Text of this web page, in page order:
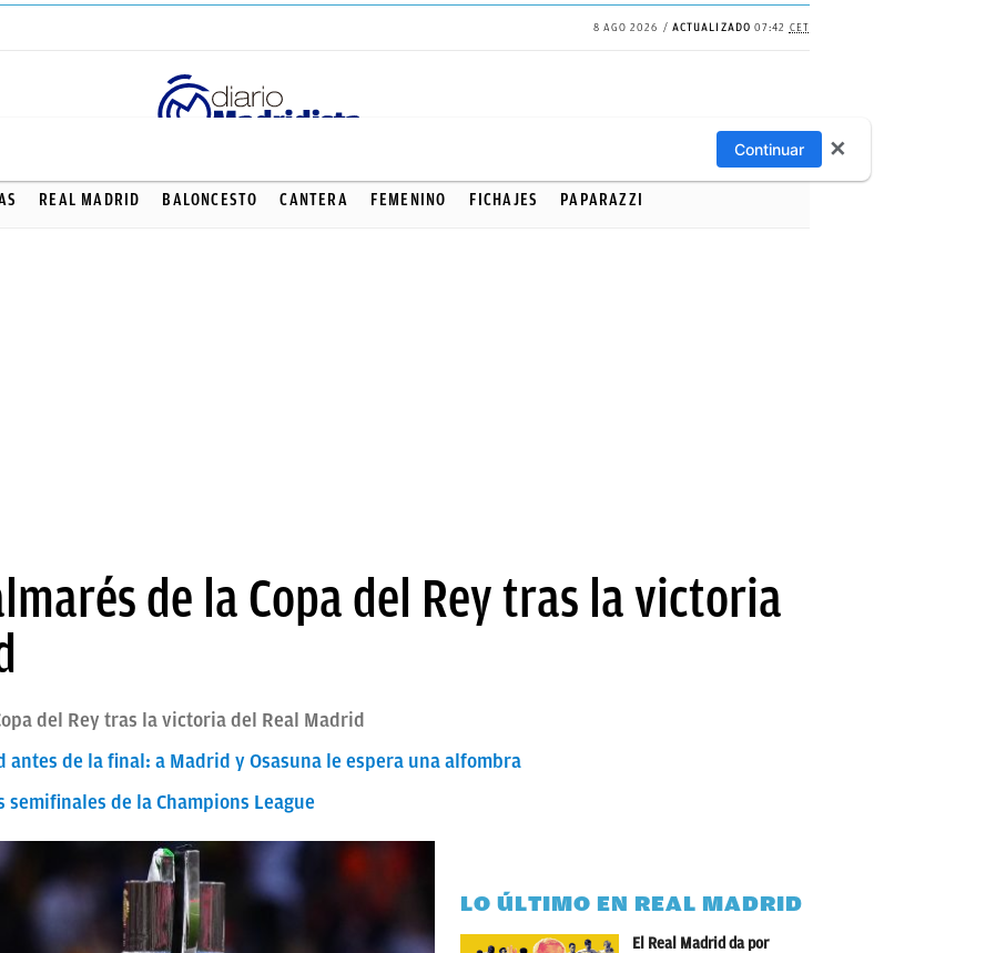
8 AGO 2026 ACTUALIZADO 07:42 CET
REAL MADRID BALONCESTO CANTERA FEMENINO FICHAJES PAPARAZZI
de la Copa del Rey tras la victoria
del Rey tras la victoria del Real Madrid
antes de la final: a Madrid y Osasuna le espera una alfombra
de la Champions League
LO ÚLTIMO EN REAL MADRID
El Real Madrid da por
Continuar ✕